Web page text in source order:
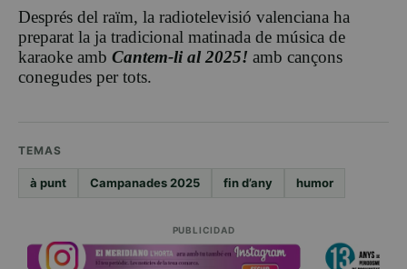
Després del raïm, la radiotelevisió valenciana ha
preparat la ja tradicional matinada de música de
karaoke amb Cantem-li al 2025! amb cançons
conegudes per tots.
TEMAS
à punt Campanades 2025 fin d’any humor
PUBLICIDAD